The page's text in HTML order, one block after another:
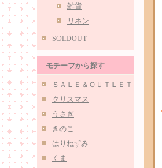
雑貨
リネン
SOLDOUT
モチーフから探す
ＳＡＬＥ＆ＯＵＴＬＥＴ
クリスマス
うさぎ
きのこ
はりねずみ
くま